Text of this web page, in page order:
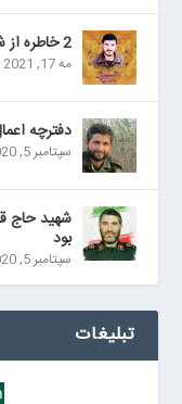
2 خاطره از شهید مهدی زین الدین
مه 17, 2021
دفترچه
سپتامبر 5, 2020
شهید حاج
بود
سپتامبر 5, 2020
تبلیغات